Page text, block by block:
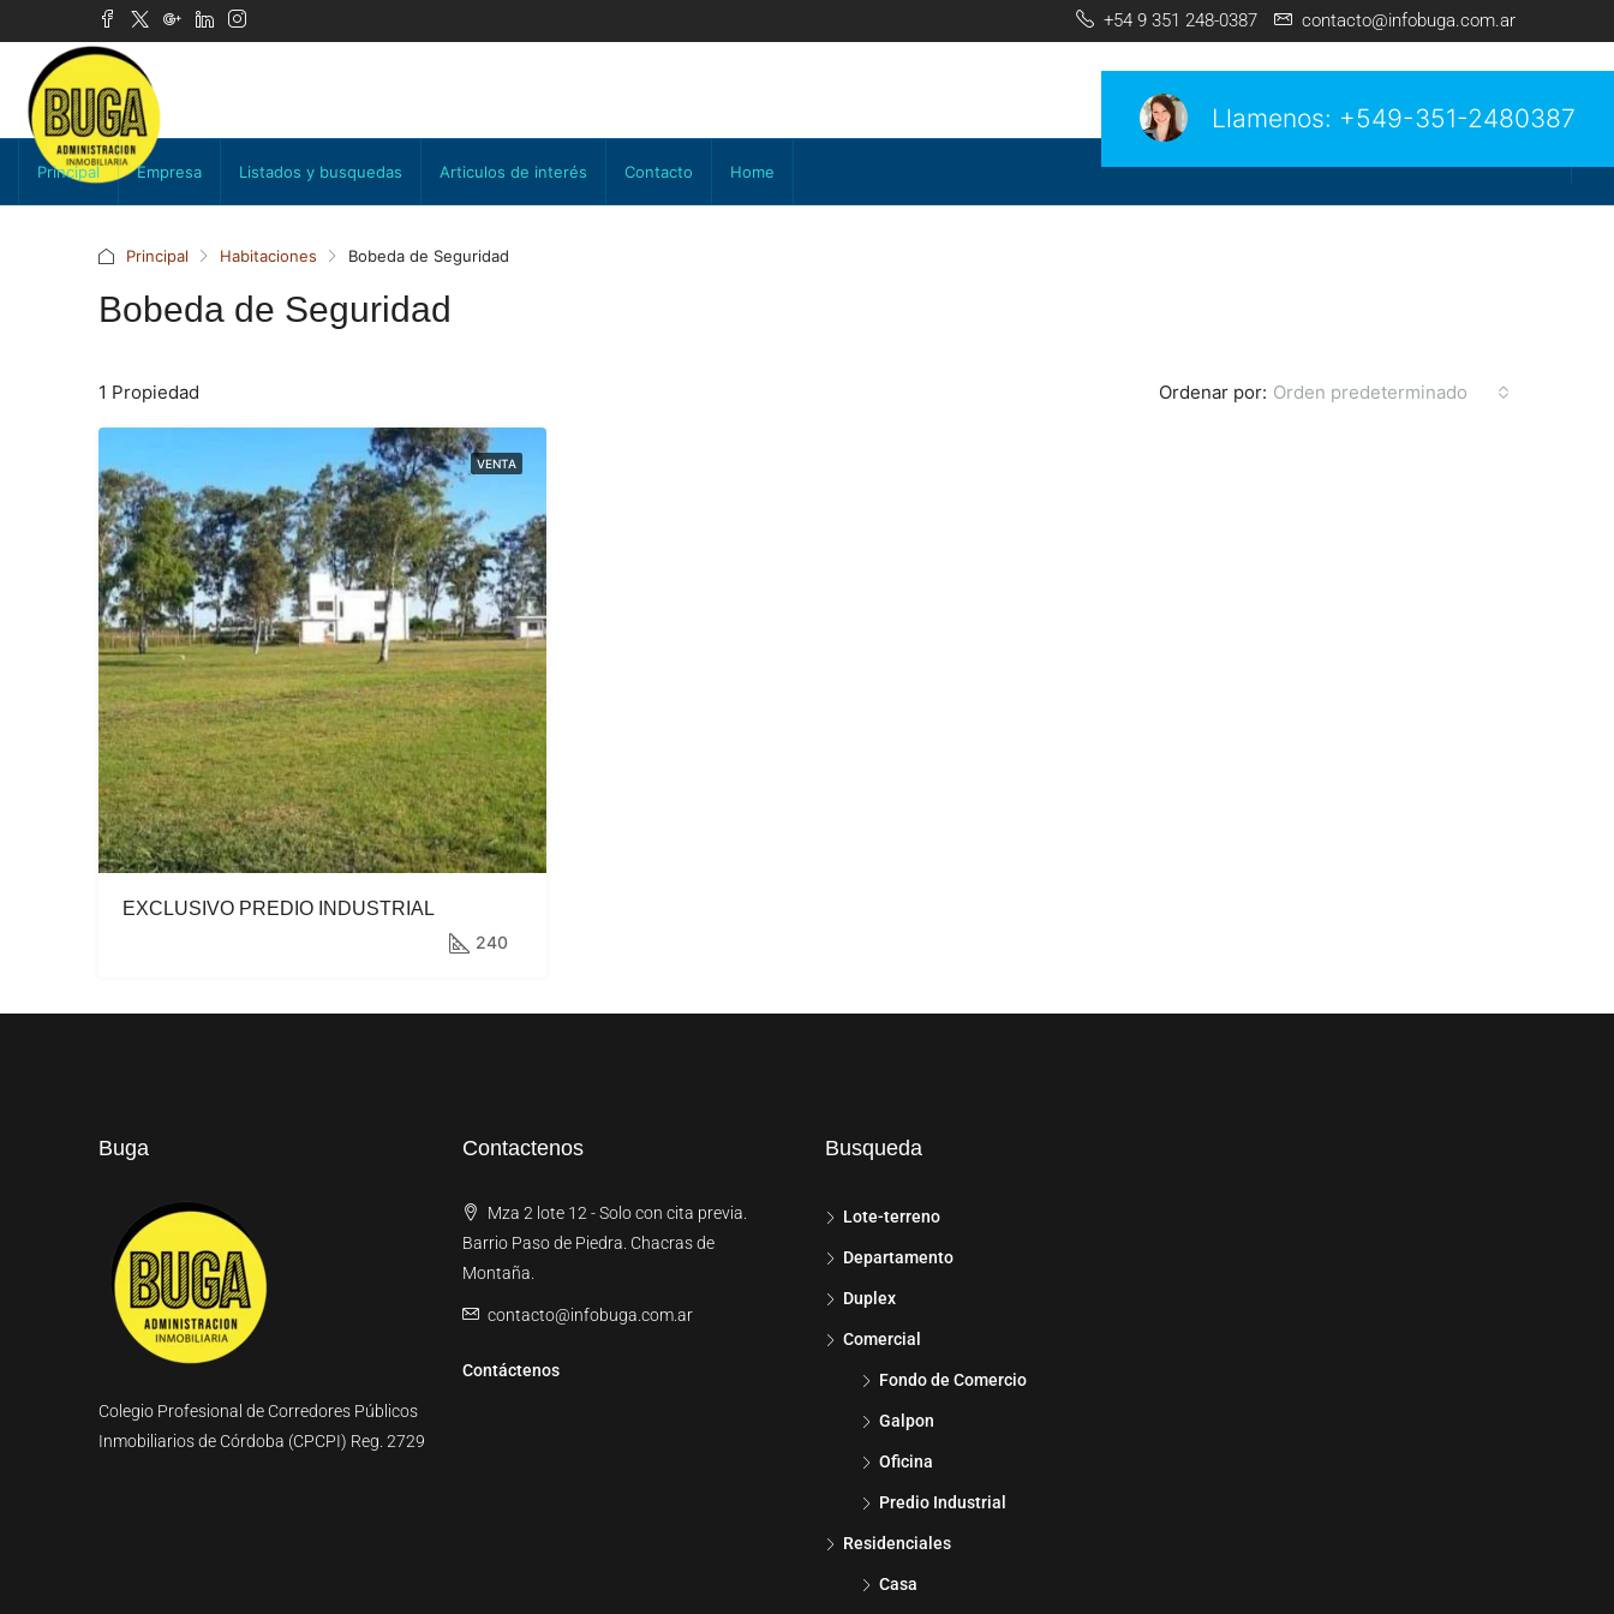
+54 9 351 248-0387 contacto@infobuga.com.ar
Llamenos: +549-351-2480387
Principal Empresa Listados y busquedas Articulos de interés Contacto Home
Principal Habitaciones Bobeda de Seguridad
Bobeda de Seguridad
1 Propiedad Ordenar por: Orden predeterminado
VENTA
EXCLUSIVO PREDIO INDUSTRIAL
240
Buga
Colegio Profesional de Corredores Públicos
Inmobiliarios de Córdoba (CPCPI) Reg. 2729
Contactenos
Mza 2 lote 12 - Solo con cita previa.
Barrio Paso de Piedra. Chacras de
Montaña.
contacto@infobuga.com.ar
Contáctenos
Busqueda
Lote-terreno
Departamento
Duplex
Comercial
Fondo de Comercio
Galpon
Oficina
Predio Industrial
Residenciales
Casa